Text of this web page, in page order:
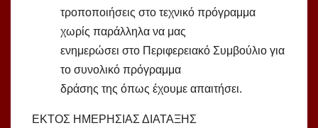
τροποποιήσεις στο τεχνικό πρόγραμμα
χωρίς παράλληλα να μας
ενημερώσει στο Περιφερειακό Συμβούλιο για
το συνολικό πρόγραμμα
δράσης της όπως έχουμε απαιτήσει.
ΕΚΤΟΣ ΗΜΕΡΗΣΙΑΣ ΔΙΑΤΑΞΗΣ